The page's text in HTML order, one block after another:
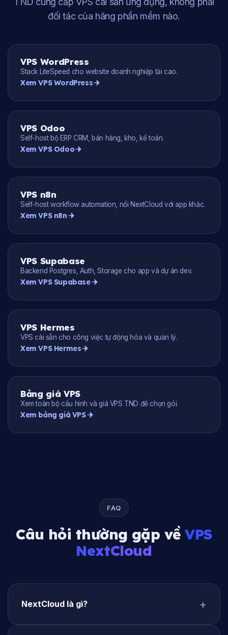
đối tác của hãng phần mềm nào.
VPS WordPress
Stack LiteSpeed cho website doanh nghiệp tải cao.
Xem VPS WordPress
VPS Odoo
Self-host bộ ERP CRM, bán hàng, kho, kế toán.
Xem VPS Odoo
VPS n8n
Self-host workflow automation, nối NextCloud với app khác.
Xem VPS n8n
VPS Supabase
Backend Postgres, Auth, Storage cho app và dự án dev.
Xem VPS Supabase
VPS Hermes
VPS cài sẵn cho công việc tự động hóa và quản lý.
Xem VPS Hermes
Bảng giá VPS
Xem toàn bộ cấu hình và giá VPS TND để chọn gói.
Xem bảng giá VPS
FAQ
Câu hỏi thường gặp về VPS
NextCloud
NextCloud là gì?